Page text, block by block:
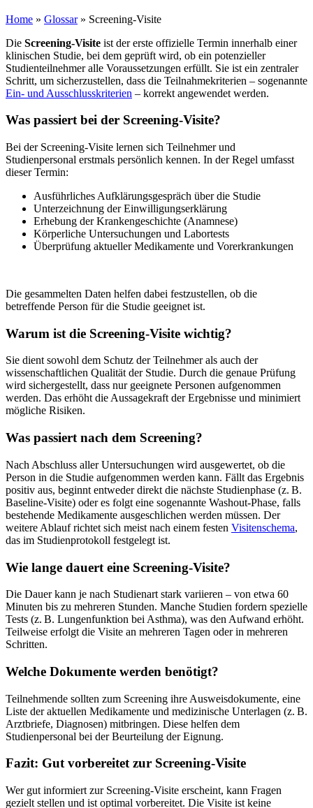
Home » Glossar» Screening-Visite
Die Screening-Visite ist der erste offizielle Termin innerhalb einer
klinischen Studie, bei dem geprüft wird, ob ein potenzieller
Studienteilnehmer alle Voraussetzungen erfüllt. Sie ist ein zentraler
Schritt, um sicherzustellen, dass die Teilnahmekriterien – sogenannte
Ein- und Ausschlusskriterien – korrekt angewendet werden.
Was passiert bei der Screening-Visite?
Bei der Screening-Visite lernen sich Teilnehmer und
Studienpersonal erstmals persönlich kennen. In der Regel umfasst
dieser Termin:
Ausführliches Aufklärungsgespräch über die Studie
Unterzeichnung der Einwilligungserklärung
Erhebung der Krankengeschichte (Anamnese)
Körperliche Untersuchungen und Labortests
Überprüfung aktueller Medikamente und Vorerkrankungen
Die gesammelten Daten helfen dabei festzustellen, ob die
betreffende Person für die Studie geeignet ist.
Warum ist die Screening-Visite wichtig?
Sie dient sowohl dem Schutz der Teilnehmer als auch der
wissenschaftlichen Qualität der Studie. Durch die genaue Prüfung
wird sichergestellt, dass nur geeignete Personen aufgenommen
werden. Das erhöht die Aussagekraft der Ergebnisse und minimiert
mögliche Risiken.
Was passiert nach dem Screening?
Nach Abschluss aller Untersuchungen wird ausgewertet, ob die
Person in die Studie aufgenommen werden kann. Fällt das Ergebnis
positiv aus, beginnt entweder direkt die nächste Studienphase (z. B.
Baseline-Visite) oder es folgt eine sogenannte Washout-Phase, falls
bestehende Medikamente ausgeschlichen werden müssen. Der
weitere Ablauf richtet sich meist nach einem festen Visitenschema,
das im Studienprotokoll festgelegt ist.
Wie lange dauert eine Screening-Visite?
Die Dauer kann je nach Studienart stark variieren – von etwa 60
Minuten bis zu mehreren Stunden. Manche Studien fordern spezielle
Tests (z. B. Lungenfunktion bei Asthma), was den Aufwand erhöht.
Teilweise erfolgt die Visite an mehreren Tagen oder in mehreren
Schritten.
Welche Dokumente werden benötigt?
Teilnehmende sollten zum Screening ihre Ausweisdokumente, eine
Liste der aktuellen Medikamente und medizinische Unterlagen (z. B.
Arztbriefe, Diagnosen) mitbringen. Diese helfen dem
Studienpersonal bei der Beurteilung der Eignung.
Fazit: Gut vorbereitet zur Screening-Visite
Wer gut informiert zur Screening-Visite erscheint, kann Fragen
gezielt stellen und ist optimal vorbereitet. Die Visite ist keine